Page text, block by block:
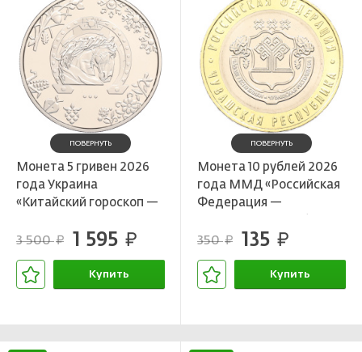
ПОВЕРНУТЬ
Монета 5 гривен 2026
года Украина
«Китайский гороскоп —
3 500руб. 1 595 руб.
Купить
ПОВЕРНУТЬ
Монета 10 рублей 2026
года ММД «Российская
Федерация —
350руб. 135 руб.
Купить